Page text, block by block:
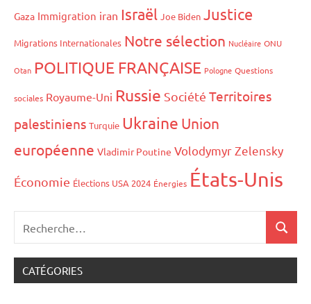
Gaza Immigration iran Israël Joe Biden Justice
Migrations Internationales Notre sélection Nucléaire ONU
Otan POLITIQUE FRANÇAISE Pologne Questions
sociales Royaume-Uni Russie Société Territoires
palestiniens Turquie Ukraine Union
européenne Vladimir Poutine Volodymyr Zelensky
Économie Élections USA 2024 Énergies États-Unis
CATÉGORIES